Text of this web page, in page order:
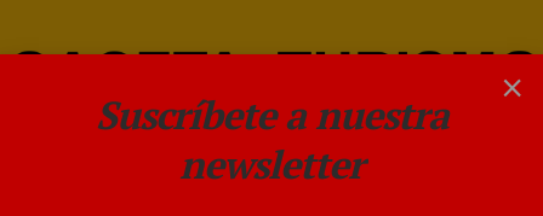
×
Suscríbete a nuestra
newsletter